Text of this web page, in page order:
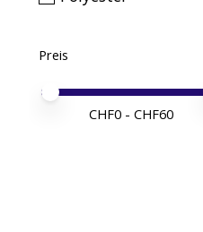
Preis
Preis – Mindestwert
Price maximum value
CHF0 - CHF60